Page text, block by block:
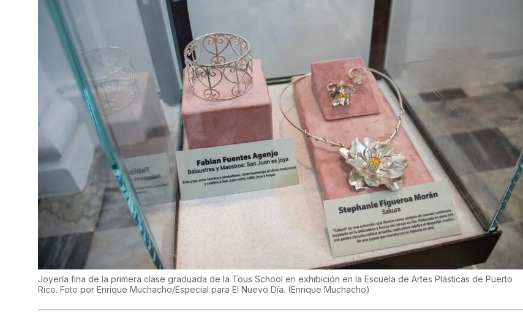
Joyería fina de la primera clase graduada de la Tous School en exhibición en la Escuela de Artes Plásticas de Puerto
Rico. Foto por Enrique Muchacho/Especial para El Nuevo Día. (Enrique Muchacho)